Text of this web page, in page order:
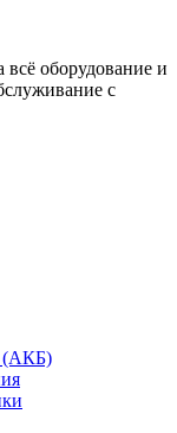
оборудование и
с
(АКБ)